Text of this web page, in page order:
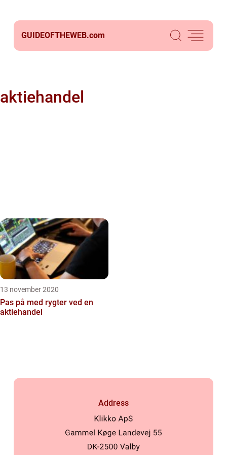
GUIDEOFTHEWEB.com
aktiehandel
13 november 2020
Pas på med rygter ved en
aktiehandel
Address